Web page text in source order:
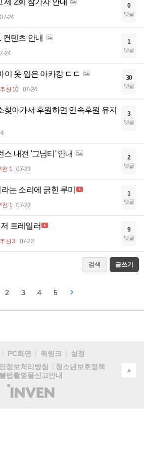
제 2회 참가자 안내
07-24
0
댓글
컨텐츠 안내
24
1
댓글
이 옷 입은 아카캉 ㄷㄷ
추천 10 07-24
30
댓글
찾아가서 후원하면 연속후원 유지
3
댓글
스 내전 '그님티' 안내
천 1 07-23
2
댓글
는 소리에 긁힌 루미
천 1 07-23
1
댓글
트레일러
추천 3 07-22
9
댓글
검색 글쓰기
2 3 4 5
PC화면 퀵링크
설정
정보처리방침
청소년보호정책
불법촬영물신고안내
(주)
인
▲